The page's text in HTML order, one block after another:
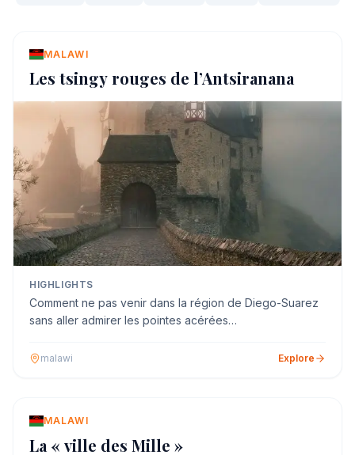
MALAWI
Les tsingy rouges de l’Antsiranana
HIGHLIGHTS
Comment ne pas venir dans la région de Diego-Suarez
sans aller admirer les pointes acérées…
malawi Explore
MALAWI
La « ville des Mille »